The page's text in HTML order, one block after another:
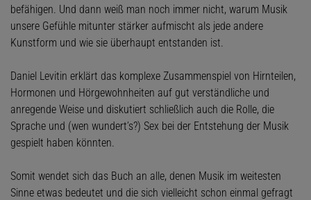
befähigen. Und dann weiß man noch immer nicht, warum Musik
unsere Gefühle mitunter stärker aufmischt als jede andere
Kunstform und wie sie überhaupt entstanden ist.
Daniel Levitin erklärt das komplexe Zusammenspiel von Hirnteilen,
Hormonen und Hörgewohnheiten auf gut verständliche und
anregende Weise und diskutiert schließlich auch die Rolle, die
Sprache und (wen wundert’s?) Sex bei der Entstehung der Musik
gespielt haben könnten.
Somit wendet sich das Buch an alle, denen Musik im weitesten
Sinne etwas bedeutet und die sich vielleicht schon einmal gefragt